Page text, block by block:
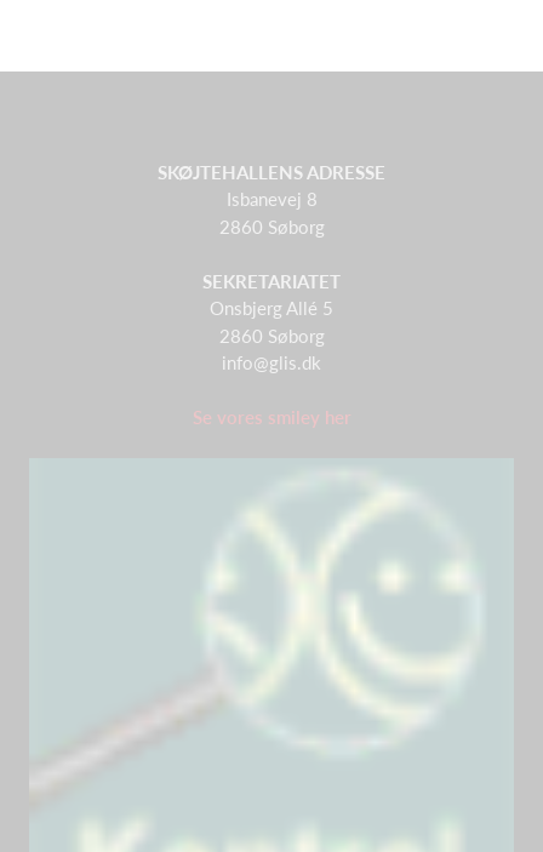
SKØJTEHALLENS ADRESSE
Isbanevej 8
2860 Søborg
SEKRETARIATET
Onsbjerg Allé 5
2860 Søborg
info@glis.dk
Se vores smiley her